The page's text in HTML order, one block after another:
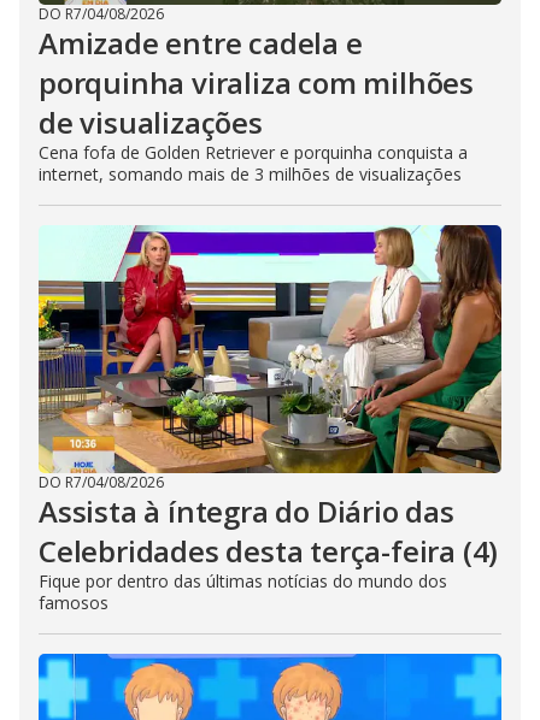
DO R7/04/08/2026
Amizade entre cadela e
porquinha viraliza com milhões
de visualizações
Cena fofa de Golden Retriever e porquinha conquista a
internet, somando mais de 3 milhões de visualizações
DO R7/04/08/2026
Assista à íntegra do Diário das
Celebridades desta terça-feira (4)
Fique por dentro das últimas notícias do mundo dos
famosos